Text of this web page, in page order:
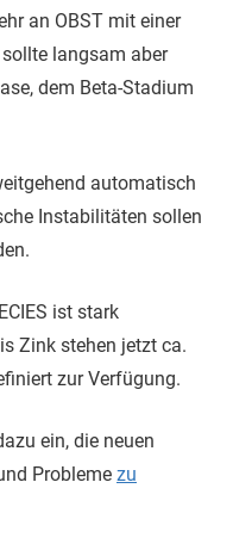
an OBST mit einer
langsam aber
dem Beta-Stadium
automatisch
Instabilitäten sollen
ist stark
Zink stehen jetzt ca.
zur Verfügung.
ein, die neuen
Probleme zu